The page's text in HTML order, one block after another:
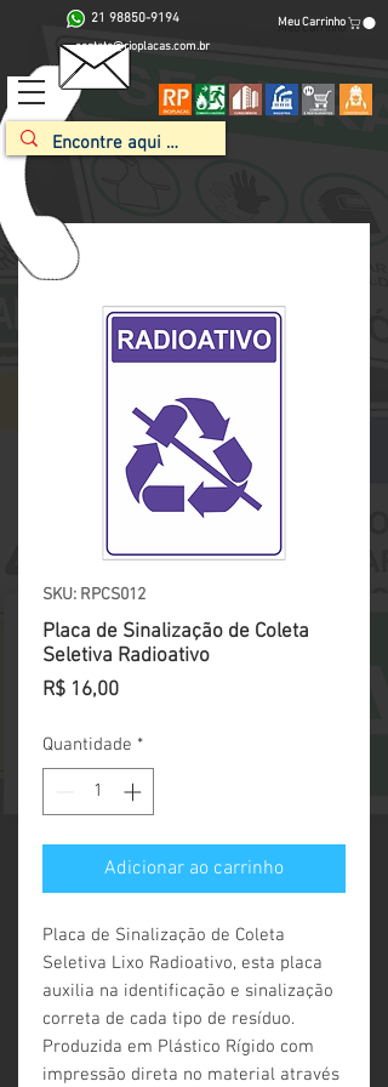
21 98850-9194
contato@rioplacas.com.br
Meu Carrinho
SKU: RPCS012
Placa de Sinalização de Coleta
Seletiva Radioativo
R$ 16,00Preço
Quantidade *
Adicionar ao carrinho
Placa de Sinalização de Coleta
Seletiva Lixo Radioativo, esta placa
auxilia na identificação e sinalização
correta de cada tipo de resíduo.
Produzida em Plástico Rígido com
impressão direta no material através